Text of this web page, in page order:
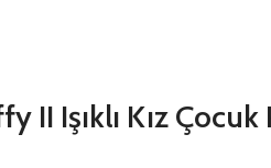
II Işıklı Kız